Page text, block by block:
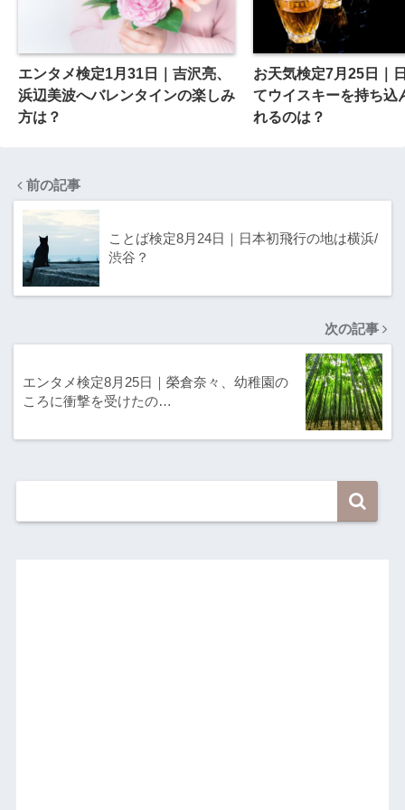
エンタメ検定1月31日｜吉沢亮、
浜辺美波へバレンタインの楽しみ
方は？
お天気検定7月25日｜
てウイスキーを持ち込
れるのは？
前の記事
ことば検定8月24日｜日本初飛行の地は横浜/
渋谷？
次の記事
エンタメ検定8月25日｜榮倉奈々、幼稚園の
ころに衝撃を受けたの…